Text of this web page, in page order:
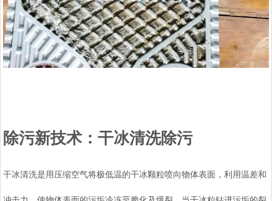
除污新技术：干冰清洗除污
干冰清洗是用压缩空气将极低温的干冰颗粒喷向物体表面，利用温差和